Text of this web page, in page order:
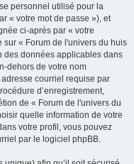
personnel utilisé pour la
« votre mot de passe »), et
ci-après par « votre
sur « Forum de l'univers du huis
des données applicables dans
dehors de votre nom
adresse courriel requise par
d’enregistrement,
de « Forum de l'univers du
quelle information de votre
votre profil, vous pouvez
par le logiciel phpBB.